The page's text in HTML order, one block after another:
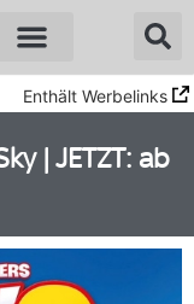
Enthält Werbelinks
| JETZT: ab